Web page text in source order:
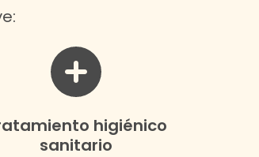
higiénico
sanitario